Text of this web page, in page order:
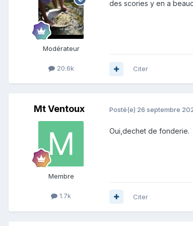
Modérateur
20.6k
des scories y en a
Citer
Mt Ventoux
Membre
1.7k
Posté(e) 26 septembre
Oui,dechet de fonderie.
Citer